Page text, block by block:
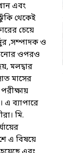
এবং
থেকেই
চেয়ে
,সম্পাদক ও
ওপরও
মলদ্বার
মাসের
ব্যাপারে
মি.
এ বিষয়ে